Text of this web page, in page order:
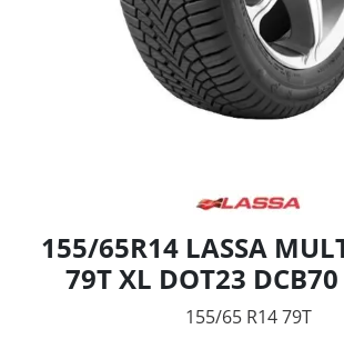
155/65R14 LASSA
79T XL DOT23 DCB70
155/65 R14 79T